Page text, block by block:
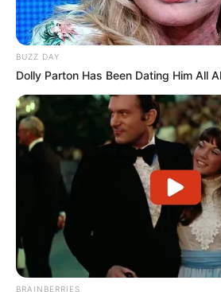
Kinderausflugsziele für
Kindergeburtstag feiern
Schlösser und Burgen in und
Tagesausflugsziele für
Bademöglichkeiten
Ausflug mit der Bahn
Kinoprogramm
Angebote für Behinderte
Aussichtstürme
Kletterparks
BUZZ DAY
Dolly Parton Has Been Dating Him All
BRAINBERRIES